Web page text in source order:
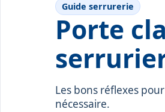
Guide serrurerie
Porte
Les bons réflexes
nécessaire.